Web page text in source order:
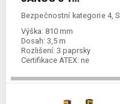
Bezpečnostní kategorie 4,
Výška: 810 mm
Dosah: 3,5 m
Rozlišení: 3 paprsky
Certifikace ATEX: ne